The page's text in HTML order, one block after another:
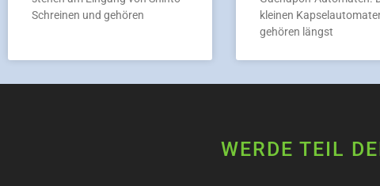
Schreinen und gehören
kleinen
gehören längst
WERDE TEIL